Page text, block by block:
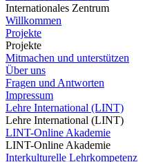
Internationales Zentrum
Willkommen
Projekte
Projekte
Mitmachen und unterstützen
Über uns
Fragen und Antworten
Impressum
Lehre International (LINT)
Lehre International (LINT)
LINT-Online Akademie
LINT-Online Akademie
Interkulturelle Lehrkompetenz